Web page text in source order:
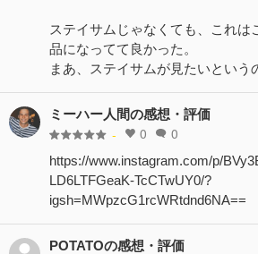
ステイサムじゃなくても、これは
品になってて良かった。
まあ、ステイサムが見たいという
ミーハー人間の感想・評価
- 0 0
https://www.instagram.com/p/
LD6LTFGeaK-TcCTwUY0/?
igsh=MWpzcG1rcWRtdnd6NA==
POTATOの感想・評価